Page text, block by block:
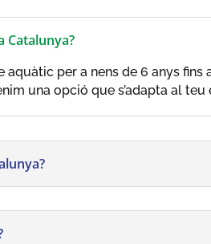
Catalunya?
per a nens de 6 anys fins
una opció que s’adapta al